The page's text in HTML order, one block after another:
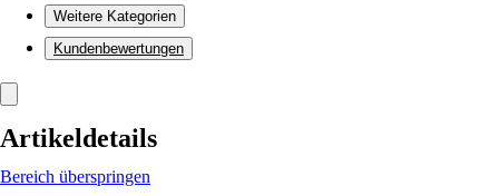
Weitere Kategorien
Kundenbewertungen
Artikeldetails
Bereich überspringen